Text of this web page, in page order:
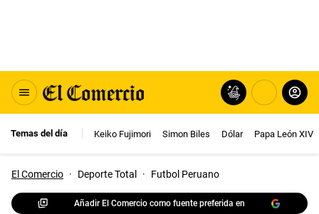
Temas del día Keiko Fujimori Simon Biles Dólar Papa León XIV
El Comercio · Deporte Total · Futbol Peruano
Añadir El Comercio como fuente preferida en